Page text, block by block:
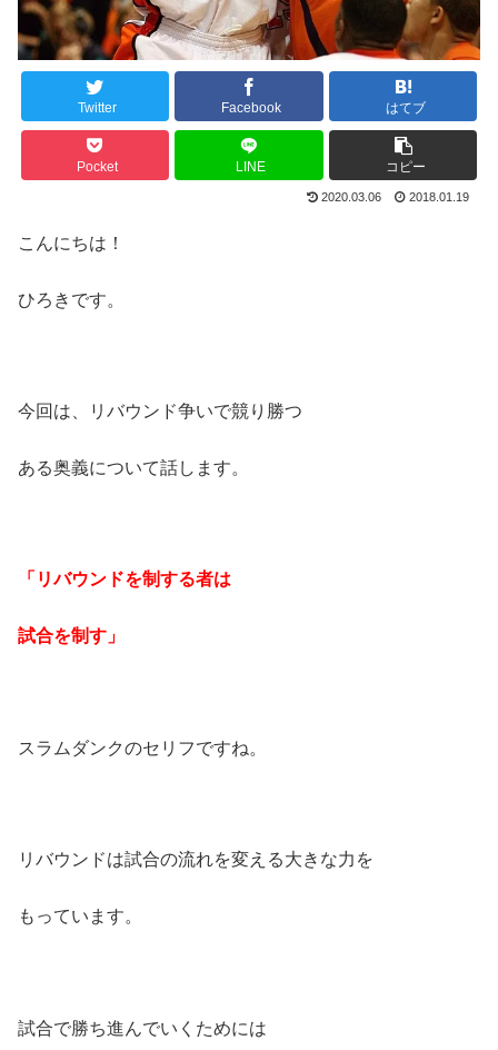
Twitter Facebook はてブ
Pocket LINE コピー
2020.03.06 2018.01.19
こんにちは！
ひろきです。
今回は、リバウンド争いで競り勝つ
ある奥義について話します。
「リバウンドを制する者は
試合を制す」
スラムダンクのセリフですね。
リバウンドは試合の流れを変える大きな力を
もっています。
試合で勝ち進んでいくためには